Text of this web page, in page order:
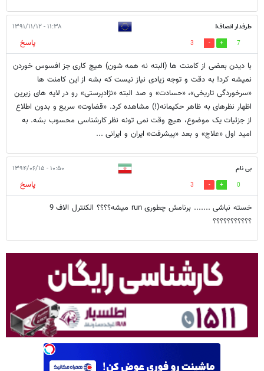
طرفدار انصاف! ۱۱:۳۸ - ۱۳۹۱/۱۱/۱۲
7
3
پاسخ
با دیدن بعضی از کامنت ها (البته نه همه شون) هیچ کاری جز افسوس خوردن
نمیشه کرد! به دقت و توجه زیادی نیاز نیست که بشه از این کامنت ها
«سرخوردگی تاریخی»، «حسادت» و صد البته «نژادپرستی» رو در لایه های زیرین
اظهار نظرهای به ظاهر حکیمانه(!) مشاهده کرد. «قضاوت» سریع و بدون اطلاع
از جزئیات یک موضوع، هیچ وقت نمی تونه نظر کارشناسی محسوب بشه. به
امید اول «علاج» و بعد «پیشرفت» ایران و ایرانی ...
بی نام ۱۰:۵۰ - ۱۳۹۴/۰۶/۱۵
0
3
پاسخ
خسته نباشی ....... برنامش چطوری run میشه؟؟؟؟ الکنترل الاف 9
؟؟؟؟؟؟؟؟؟؟؟